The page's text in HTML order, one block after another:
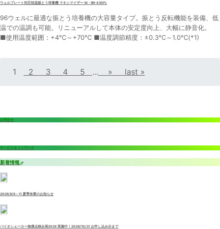
ウェルプレート対応恒温振とう培養機 マキシマイザー M・BR-430FL
96ウェルに最適な振とう培養機の大容量タイプ。振とう反転機能を装備、低
温での温調も可能。リニューアルして本体の安定度向上、大幅に静音化。
■使用温度範囲：+4℃～+70℃ ■温度調節精度：±0.3℃～1.0℃(*1)
1 2 3 4 5 ... » last »
お問合せ
サービスネットワーク
新着情報
2026/8/8～11 夏季休業のお知らせ
バイオシェーカー無償点検企画2026 実施中！2026/10/31 お申し込み分まで